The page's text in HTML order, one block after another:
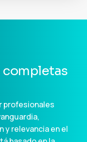
completas
profesionales
y relevancia en el